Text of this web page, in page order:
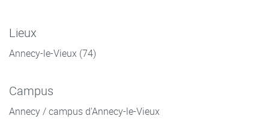
Lieux
Annecy-le-Vieux (74)
Campus
Annecy / campus d'Annecy-le-Vieux